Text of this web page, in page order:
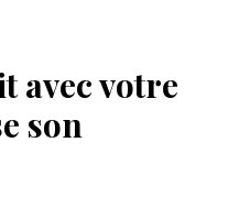
avec votre
son